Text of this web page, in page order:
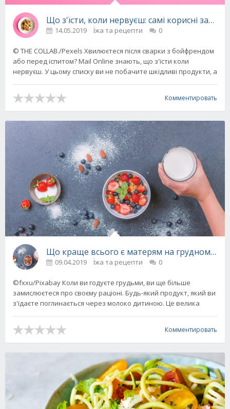
Що з'їсти, коли нервуєш: самі корисні
14.05.2019 Їжа та рецепти 0
© THE COLLAB./Pexels Хвилюєтеся після сварки з бойфрендом
або перед іспитом? Mail Online знають, що з'їсти коли
нервуєш. У цьому списку ви не побачите шкідливі продукти, а
Комментировать
Що краще всього є матерям на грудному
09.04.2019 Їжа та рецепти 0
©fxxu/Pixabay Коли ви годуєте грудьми, ви ще більше
замислюєтеся про своєму раціоні. Будь-який продукт, який ви
з'їдаєте поглинається через молоко дитиною. Це велика
Комментировать